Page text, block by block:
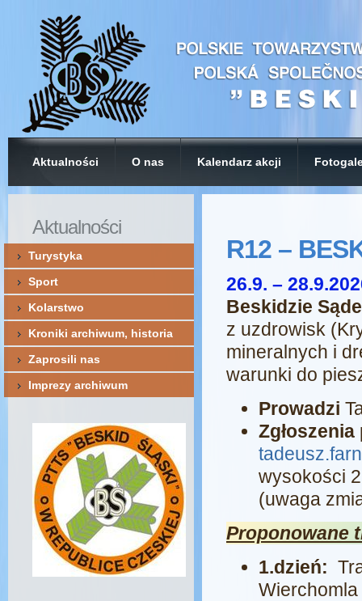
Aktualności O nas Kalendarz akcji
R12 –
26.9. –
Beskidzie
z uzdrowisk
mineralnych i
warunki do
Prowadzi
Zgłoszenia
wysokości
(uwaga
Proponowane
1.dzień:
Aktualności
Turystyka
Sport
Kolarstwo
Kroniki archiwum, historia
Zaprosili nas
Imprezy archiwum